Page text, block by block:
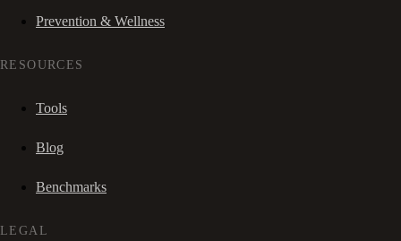
Prevention & Wellness
RESOURCES
Tools
Blog
Benchmarks
LEGAL